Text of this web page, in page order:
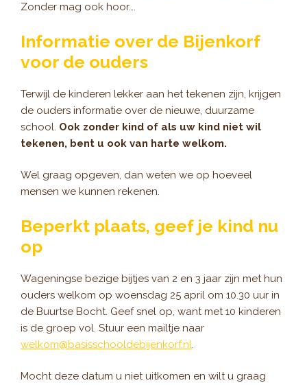
Zonder mag ook hoor….
Informatie over de Bijenkorf
voor de ouders
Terwijl de kinderen lekker aan het tekenen zijn, krijgen
de ouders informatie over de nieuwe, duurzame
school. Ook zonder kind of als uw kind niet wil
tekenen, bent u ook van harte welkom.
Wel graag opgeven, dan weten we op hoeveel
mensen we kunnen rekenen.
Beperkt plaats, geef je kind nu
op
Wageningse bezige bijtjes van 2 en 3 jaar zijn met hun
ouders welkom op woensdag 25 april om 10.30 uur in
de Buurtse Bocht. Geef snel op, want met 10 kinderen
is de groep vol. Stuur een mailtje naar
welkom@basisschooldebijenkorf.nl.
Mocht deze datum u niet uitkomen en wilt u graag